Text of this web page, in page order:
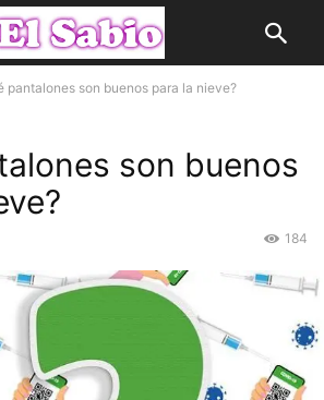
pantalones son buenos para la nieve?
son buenos
184